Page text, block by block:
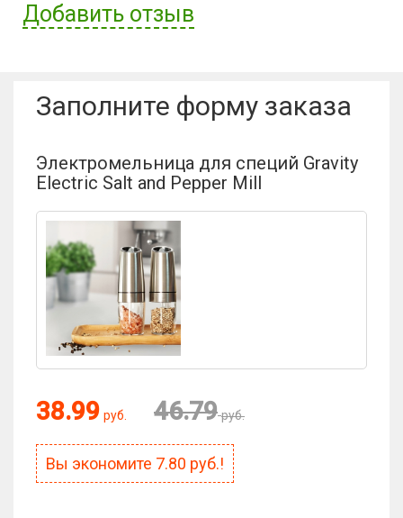
Добавить отзыв
Антиспам:
Сколько будет 4 × 4?
Заполните форму заказа
Электромельница для специй Gravity
Electric Salt and Pepper Mill
38.99 руб. 46.79 руб.
Вы экономите 7.80 руб.!